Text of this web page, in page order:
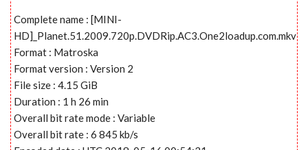
Complete name : [MINI-
HD]_Planet.51.2009.720p.DVDRip.AC3.One2loadup.com.mkv
Format : Matroska
Format version : Version 2
File size : 4.15 GiB
Duration : 1 h 26 min
Overall bit rate mode : Variable
Overall bit rate : 6 845 kb/s